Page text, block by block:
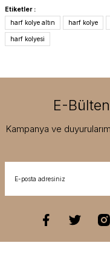
Etiketler :
harf kolye altın
harf kolye
harf kolyesi
E-
Kampanya ve